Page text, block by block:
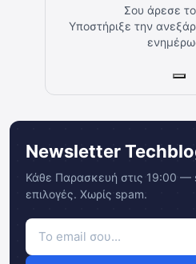
Σου άρεσε
Υποστήριξε την
Newsletter
Κάθε Παρασκευή στις 19:00 —
επιλογές. Χωρίς spam.